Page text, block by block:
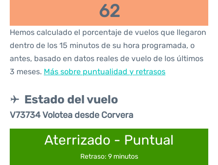
62
Hemos calculado el porcentaje de vuelos que llegaron
dentro de los 15 minutos de su hora programada, o
antes, basado en datos reales de vuelo de los últimos
3 meses. Más sobre puntualidad y retrasos
Estado del vuelo
V73734 Volotea desde Corvera
Aterrizado - Puntual
Retraso: 9 minutos